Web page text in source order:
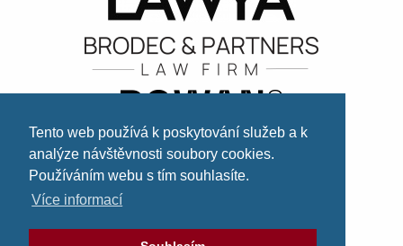
Tento web používá k poskytování služeb a k
analýze návštěvnosti soubory cookies.
Používáním webu s tím souhlasíte.
Více informací